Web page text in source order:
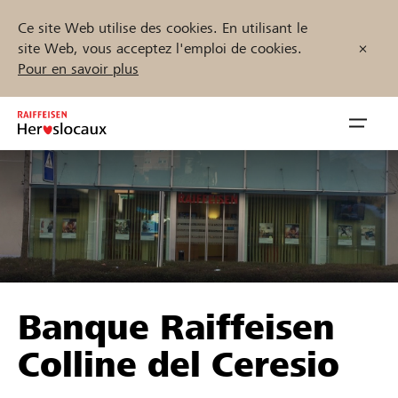
Ce site Web utilise des cookies. En utilisant le
site Web, vous acceptez l'emploi de cookies.
Pour en savoir plus
Inhalt
springen
öffnen
Parrainer
Soutien & assistance
Trouvez des projets et des organisations
Démarrez maintenant
Banque Raiffeisen
Colline del Ceresio